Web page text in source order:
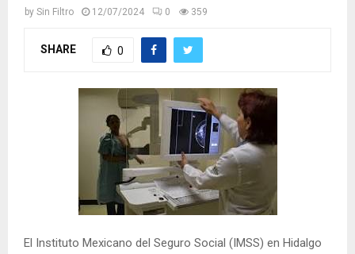
by Sin Filtro 12/07/2024 0 359
SHARE 0
El Instituto Mexicano del Seguro Social (IMSS) en Hidalgo